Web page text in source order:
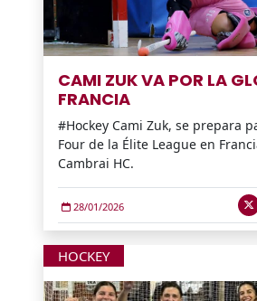
CAMI ZUK VA POR LA
FRANCIA
#Hockey Cami Zuk, se prepara
Four de la Élite League en
Cambrai HC.
28/01/2026
HOCKEY